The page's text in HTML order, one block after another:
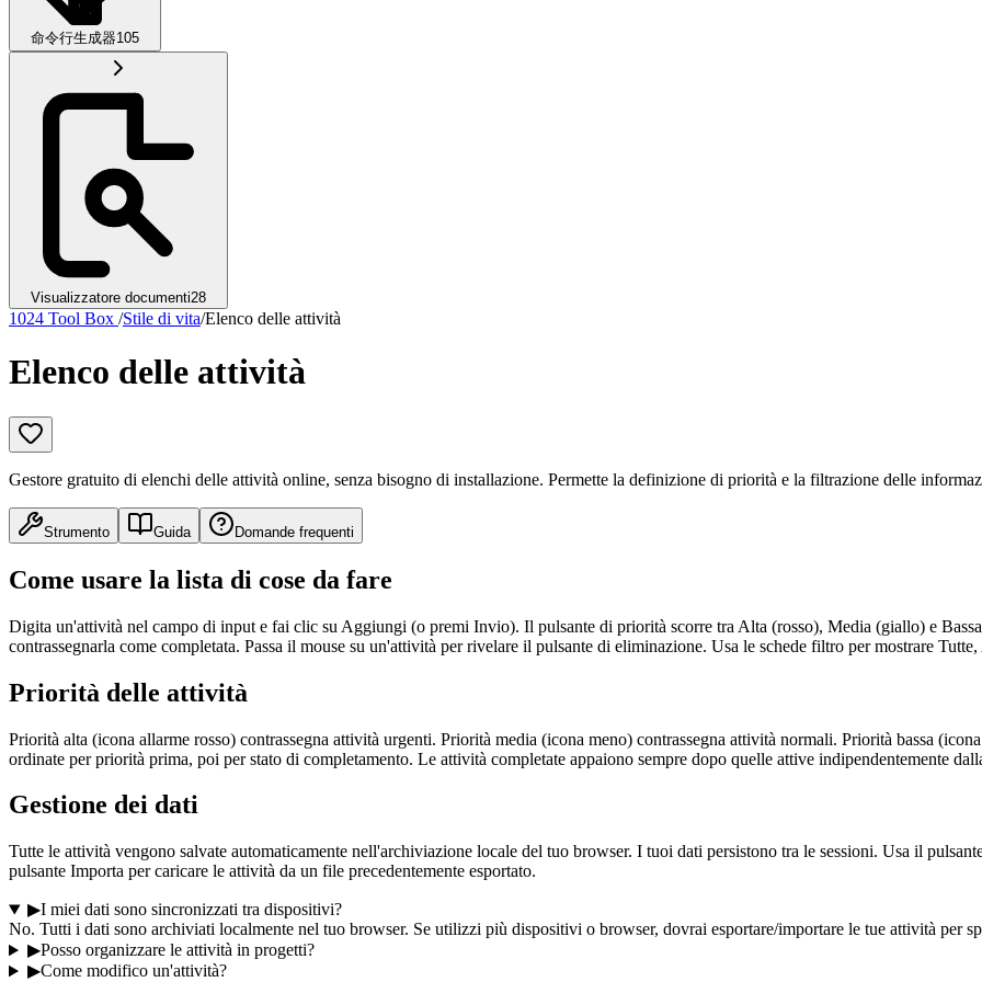
命令行生成器105
Visualizzatore documenti28
1024 Tool Box /Stile di vita/Elenco delle attività
Elenco delle attività
Gestore gratuito di elenchi delle attività online, senza bisogno di installazione. Permette la definizione di priorità e la filtrazione delle
Strumento Guida Domande frequenti
Come usare la lista di cose da fare
Digita un'attività nel campo di input e fai clic su Aggiungi (o premi Invio). Il pulsante di priorità scorre tra Alta (rosso), Media (giallo) e
contrassegnarla come completata. Passa il mouse su un'attività per rivelare il pulsante di eliminazione. Usa le schede filtro per mostrare
Priorità delle attività
Priorità alta (icona allarme rosso) contrassegna attività urgenti. Priorità media (icona meno) contrassegna attività normali. Priorità bassa
ordinate per priorità prima, poi per stato di completamento. Le attività completate appaiono sempre dopo quelle attive indipendentemente
Gestione dei dati
Tutte le attività vengono salvate automaticamente nell'archiviazione locale del tuo browser. I tuoi dati persistono tra le sessioni. Usa il
pulsante Importa per caricare le attività da un file precedentemente esportato.
▶I miei dati sono sincronizzati tra dispositivi?
No. Tutti i dati sono archiviati localmente nel tuo browser. Se utilizzi più dispositivi o browser, dovrai esportare/importare le tue attività per
▶Posso organizzare le attività in progetti?
▶Come modifico un'attività?